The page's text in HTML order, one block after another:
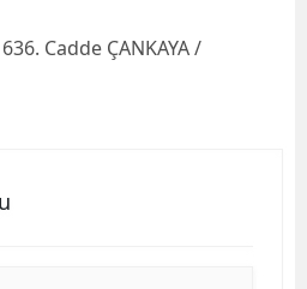
Cadde ÇANKAYA /